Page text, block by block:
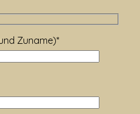
Zuname)*